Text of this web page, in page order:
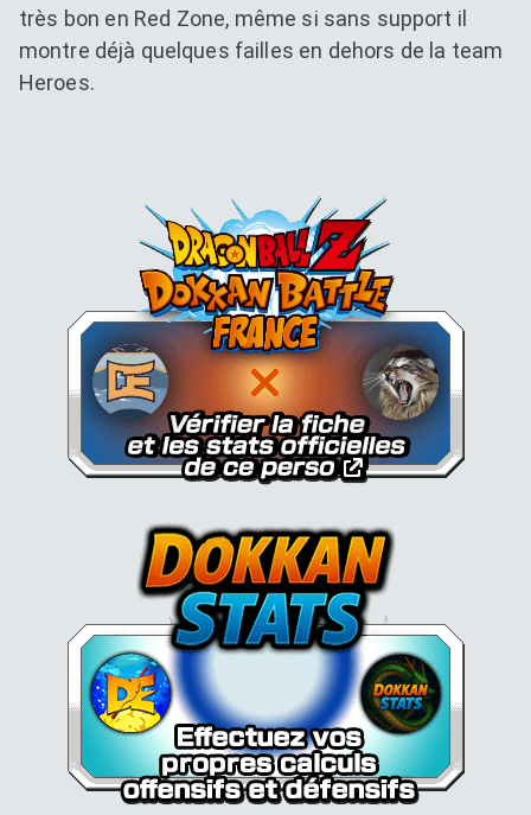
très bon en Red Zone, même si sans support il
montre déjà quelques failles en dehors de la team
Heroes.
Dokkan Essentials x Dragon